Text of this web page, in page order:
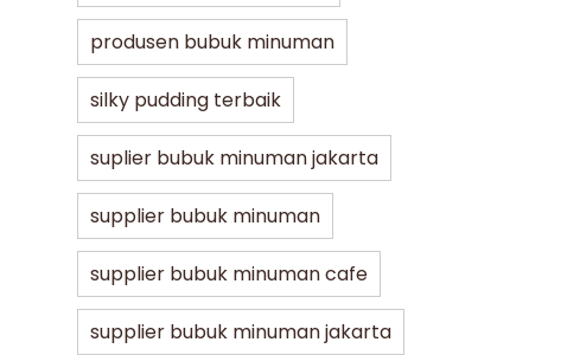
produsen bubuk minuman
silky pudding terbaik
suplier bubuk minuman jakarta
supplier bubuk minuman
supplier bubuk minuman cafe
supplier bubuk minuman jakarta